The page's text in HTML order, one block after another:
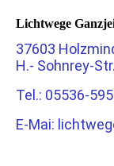
Lichtwege
37603
H.- Sohnrey-
Tel.: 05536-595
E-Mai: